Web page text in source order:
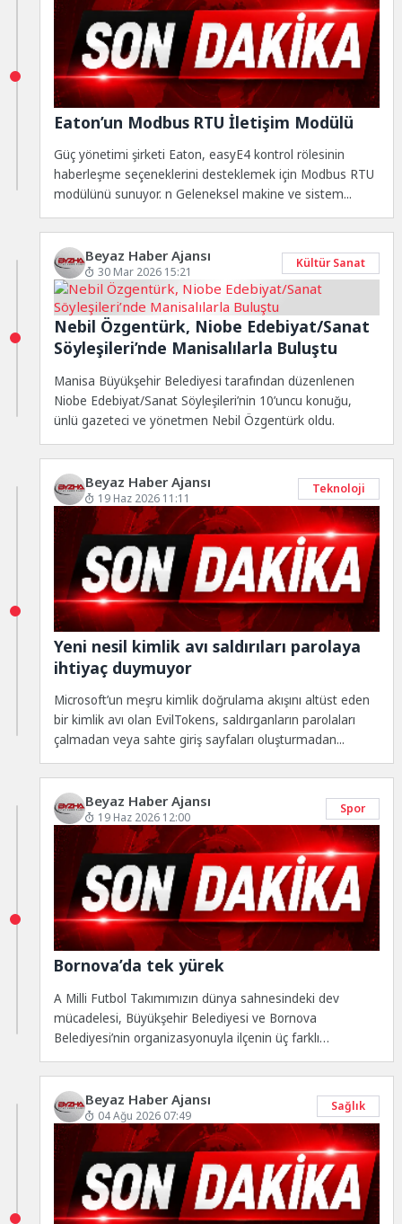
Eaton’un Modbus RTU İletişim Modülü
Güç yönetimi şirketi Eaton, easyE4 kontrol rölesinin
haberleşme seçeneklerini desteklemek için Modbus RTU
modülünü sunuyor. n Geleneksel makine ve sistem...
Beyaz Haber Ajansı
30 Mar 2026 15:21
Kültür Sanat
Nebil Özgentürk, Niobe Edebiyat/Sanat
Söyleşileri’nde Manisalılarla Buluştu
Manisa Büyükşehir Belediyesi tarafından düzenlenen
Niobe Edebiyat/Sanat Söyleşileri’nin 10’uncu konuğu,
ünlü gazeteci ve yönetmen Nebil Özgentürk oldu.
Beyaz Haber Ajansı
19 Haz 2026 11:11
Teknoloji
Yeni nesil kimlik avı saldırıları parolaya
ihtiyaç duymuyor
Microsoft’un meşru kimlik doğrulama akışını altüst eden
bir kimlik avı olan EvilTokens, saldırganların parolaları
çalmadan veya sahte giriş sayfaları oluşturmadan...
Beyaz Haber Ajansı
19 Haz 2026 12:00
Spor
Bornova’da tek yürek
A Milli Futbol Takımımızın dünya sahnesindeki dev
mücadelesi, Büyükşehir Belediyesi ve Bornova
Belediyesi’nin organizasyonuyla ilçenin üç farklı
noktasında kurulacak dev...
Beyaz Haber Ajansı
04 Ağu 2026 07:49
Sağlık